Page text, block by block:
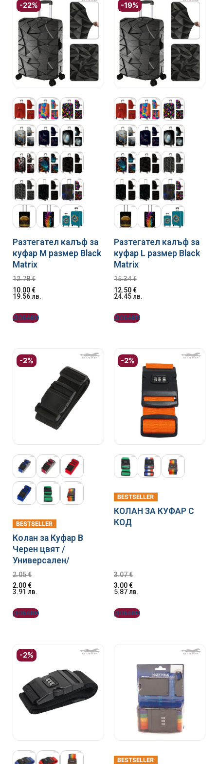
Чадъри
-22%
Разтегател калъф за
куфар M размер Black
Matrix
12.78€
10.00€
19.56лв.
ДОБАВИ
-19%
Разтегател калъф за
куфар L размер Black
Matrix
15.34€
12.50€
24.45лв.
ДОБАВИ
-2%
BESTSELLER
Колан за Куфар В
Черен цвят /
Универсален/
2.05€
2.00€
3.91 лв.
ДОБАВИ
-2%
BESTSELLER
КОЛАН ЗА КУФАР С
КОД
3.07€
3.00€
5.87лв.
ДОБАВИ
-2%
BESTSELLER